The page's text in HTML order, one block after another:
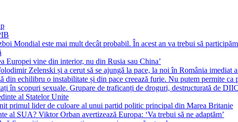
Mondial este mai mult decât probabil. În acest an va trebui să
Europei vine din interior, nu din Rusia sau China’
Zelenski și a cerut să se ajungă la pace, la noi în România imediat
din echilibru o instabilitate și din pace creează furie. Nu putem permite
în scopuri sexuale. Grupare de traficanți de droguri, destructurată de
al Statelor Unite
primul lider de culoare al unui partid politic principal din Marea Britanie
al SUA? Viktor Orban avertizează Europa: ‘Va trebui să ne adaptăm’